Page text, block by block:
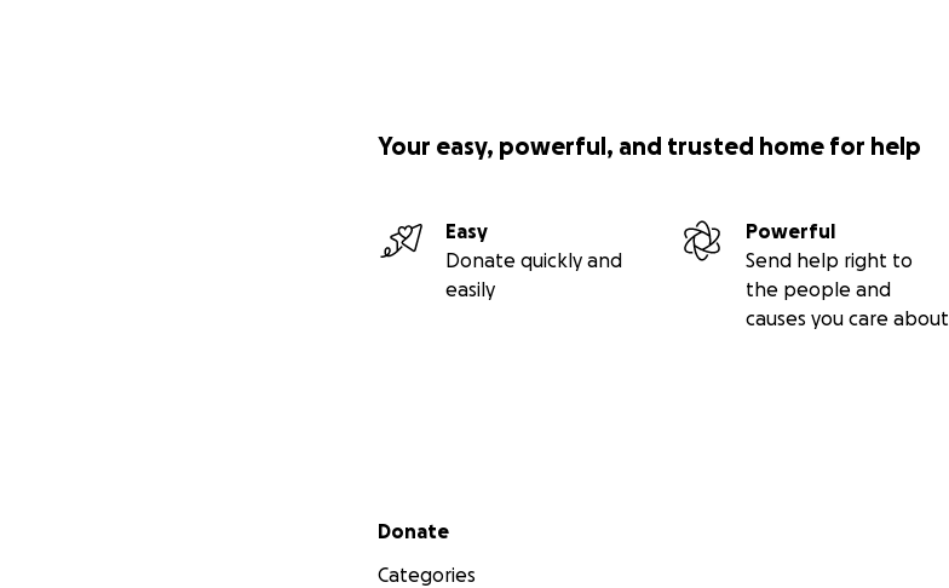
Your easy, powerful, and trusted home for help
Easy
Donate quickly and
easily
Powerful
Send help right to
the people and
causes you care about
Secondary menu
Donate
Categories